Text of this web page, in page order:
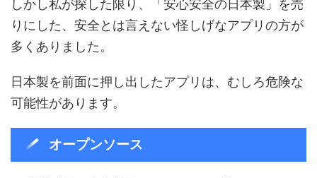
しかし私が探した限り、「安心安全の日本製」を売
りにした、安全とは言えない怪しげなアプリの方が
多くありました。
日本製を前面に押し出したアプリは、むしろ危険な
可能性があります。
オープンソース